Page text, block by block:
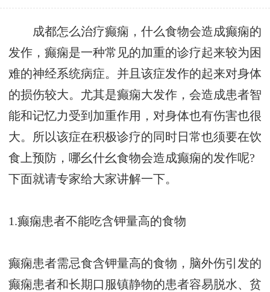
成都怎么治疗癫痫，什么食物会造成癫痫的
发作，癫痫是一种常见的加重的诊疗起来较为困
难的神经系统病症。并且该症发作的起来对身体
的损伤较大。尤其是癫痫大发作，会造成患者智
能和记忆力受到加重作用，对身体也有伤害也很
大。所以该症在积极诊疗的同时日常也须要在饮
食上预防，哪幺什幺食物会造成癫痫的发作呢?
下面就请专家给大家讲解一下。
1.癫痫患者不能吃含钾量高的食物
癫痫患者需忌食含钾量高的食物，脑外伤引发的
癫痫患者和长期口服镇静物的患者容易脱水、贫